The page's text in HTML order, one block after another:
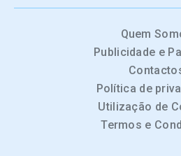
Quem
Publicidade e
Política de
Utilização de
Termos e